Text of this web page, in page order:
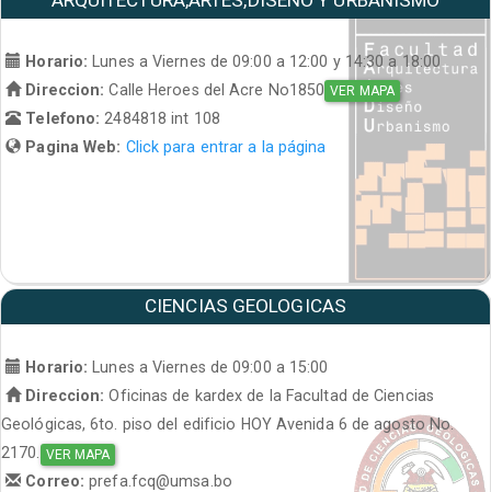
Horario:
Lunes a Viernes de 09:00 a 12:00 y 14:30 a 18:00
Direccion: Calle Heroes del Acre No1850 VER MAPA
Telefono: 2484818 int 108
Pagina Web: Click para entrar a la página
CIENCIAS GEOLOGICAS
Horario: Lunes a Viernes de 09:00 a 15:00
Direccion: Oficinas de kardex de la Facultad de Ciencias
Geológicas, 6to. piso del edificio HOY Avenida 6 de agosto No.
2170. VER MAPA
Correo:prefa.fcq@umsa.bo